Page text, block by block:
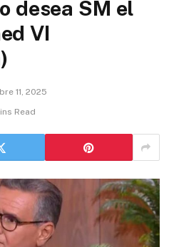
desea SM el
VI
11, 2025
Read